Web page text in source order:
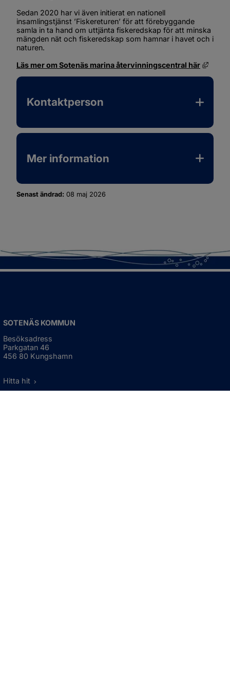
Sedan 2020 har vi även initierat en nationell
insamlingstjänst ’Fiskereturen’ för att förebyggande
samla in ta hand om uttjänta fiskeredskap för att minska
mängden nät och fiskeredskap som hamnar i havet och i
naturen.
Läs mer om Sotenäs marina återvinningscentral här
Länk
Kontaktperson
Mer information
Senast ändrad: 08 maj 2026
SOTENÄS KOMMUN
Besöksadress
Parkgatan 46
456 80 Kungshamn
Hitta hit